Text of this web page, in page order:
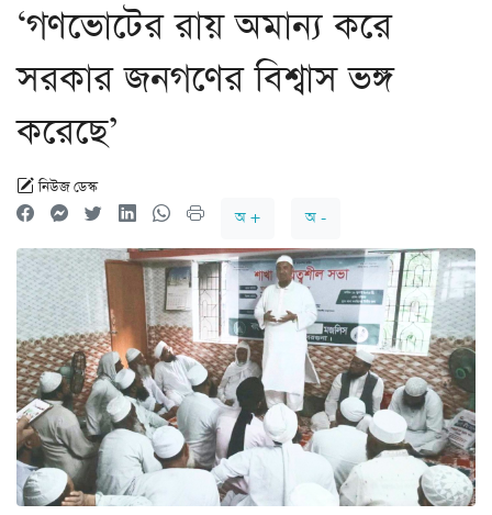
‘গণভোটের রায় অমান্য করে
সরকার জনগণের বিশ্বাস ভঙ্গ
করেছে’
নিউজ ডেস্ক
অ +
অ -